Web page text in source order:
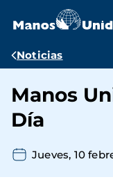
contenido
Ruta
navegación
Noticias
Manos
Día
Jueves, 10